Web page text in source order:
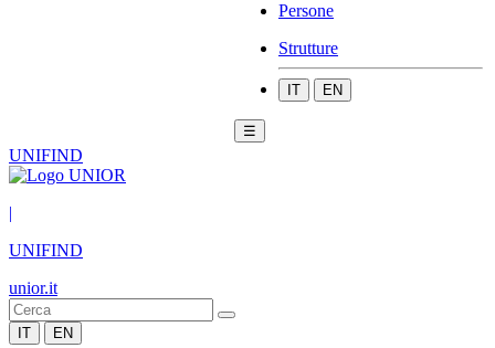
Persone
Strutture
IT EN
☰
UNIFIND
|
UNIFIND
unior.it
IT EN